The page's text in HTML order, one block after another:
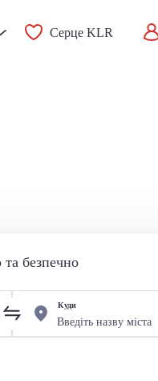
Серце KLR
безпечно
Куди